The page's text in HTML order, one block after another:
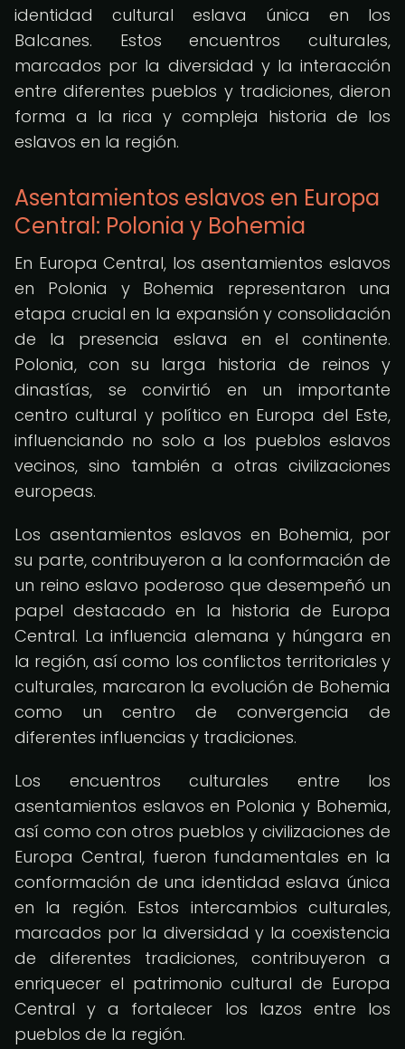
identidad cultural eslava única en los
Balcanes. Estos encuentros culturales,
marcados por la diversidad y la interacción
entre diferentes pueblos y tradiciones, dieron
forma a la rica y compleja historia de los
eslavos en la región.
Asentamientos eslavos en Europa
Central: Polonia y Bohemia
En Europa Central, los asentamientos eslavos
en Polonia y Bohemia representaron una
etapa crucial en la expansión y consolidación
de la presencia eslava en el continente.
Polonia, con su larga historia de reinos y
dinastías, se convirtió en un importante
centro cultural y político en Europa del Este,
influenciando no solo a los pueblos eslavos
vecinos, sino también a otras civilizaciones
europeas.
Los asentamientos eslavos en Bohemia, por
su parte, contribuyeron a la conformación de
un reino eslavo poderoso que desempeñó un
papel destacado en la historia de Europa
Central. La influencia alemana y húngara en
la región, así como los conflictos territoriales y
culturales, marcaron la evolución de Bohemia
como un centro de convergencia de
diferentes influencias y tradiciones.
Los encuentros culturales entre los
asentamientos eslavos en Polonia y Bohemia,
así como con otros pueblos y civilizaciones de
Europa Central, fueron fundamentales en la
conformación de una identidad eslava única
en la región. Estos intercambios culturales,
marcados por la diversidad y la coexistencia
de diferentes tradiciones, contribuyeron a
enriquecer el patrimonio cultural de Europa
Central y a fortalecer los lazos entre los
pueblos de la región.